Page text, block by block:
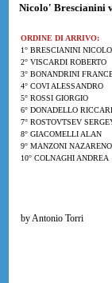
Nicolo' Brescianini
ORDINE DI ARRIVO:
1° BRESCIANINI
2° VISCARDI ROBERTO
3° BONANDRINI
4° COVI ALESSANDRO
5° ROSSI GIORGIO
6° DONADELLO
7° ROSTOVTSEV
8° GIACOMELLI ALAN
9° MANZONI NAZARENO
10° COLNAGHI ANDREA
by Antonio Torri